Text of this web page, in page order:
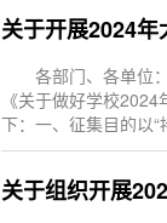
关于开展2024
各部门、各单位
《关于做好学校
下：一、征集目的以
关于组织开展